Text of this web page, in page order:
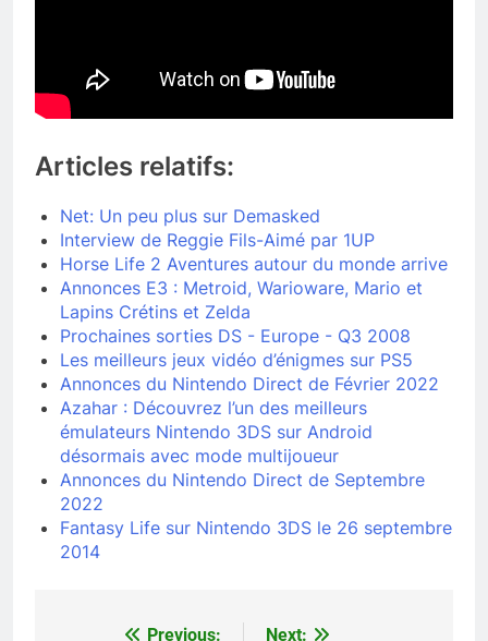
Articles relatifs:
Net: Un peu plus sur Demasked
Interview de Reggie Fils-Aimé par 1UP
Horse Life 2 Aventures autour du monde arrive
Annonces E3 : Metroid, Warioware, Mario et
Lapins Crétins et Zelda
Prochaines sorties DS - Europe - Q3 2008
Les meilleurs jeux vidéo d’énigmes sur PS5
Annonces du Nintendo Direct de Février 2022
Azahar : Découvrez l’un des meilleurs
émulateurs Nintendo 3DS sur Android
désormais avec mode multijoueur
Annonces du Nintendo Direct de Septembre
2022
Fantasy Life sur Nintendo 3DS le 26 septembre
2014
Previous: Next: